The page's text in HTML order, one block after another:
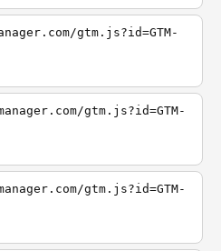
gtm.js?id=GTM-
gtm.js?id=GTM-
gtm.js?id=GTM-